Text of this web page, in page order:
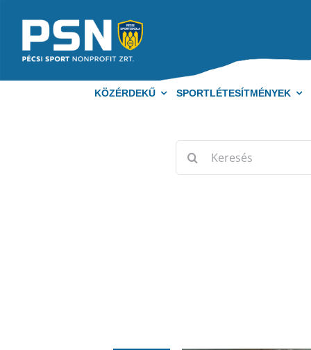
KÖZÉRDEKŰ SPORTLÉTESÍTMÉNYEK